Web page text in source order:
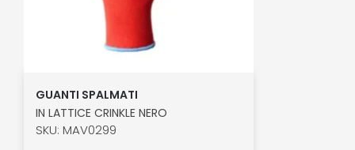
GUANTI SPALMATI
IN LATTICE CRINKLE NERO
SKU: MAV0299